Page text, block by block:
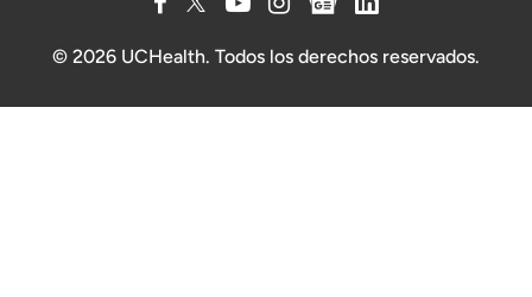
© 2026 UCHealth. Todos los derechos reservados.